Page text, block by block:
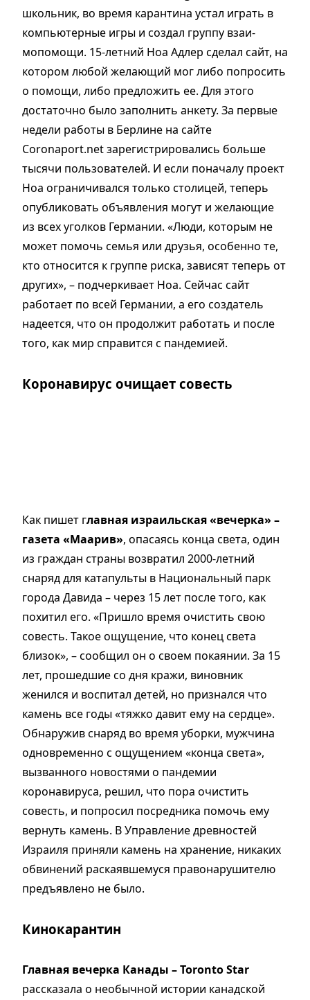
школьник, во время карантина устал играть в
компьютерные игры и создал группу взаи­
мопомощи. 15-летний Ноа Адлер сделал сайт, на
котором любой желающий мог либо попросить
о помощи, либо предложить ее. Для этого
достаточно было заполнить анкету. За первые
недели работы в Берлине на сайте
Coronaport.net зарегистрировались больше
тысячи пользователей. И если поначалу проект
Ноа ограничивался только столицей, теперь
опубликовать объявления могут и желающие
из всех уголков Германии. «Люди, которым не
может помочь семья или друзья, особенно те,
кто относится к группе риска, зависят теперь от
других», – подчеркивает Ноа. Сейчас сайт
работает по всей Германии, а его создатель
надеется, что он продолжит работать и после
того, как мир справится с пандемией.
Коронавирус очищает совесть
Как пишет главная израильская «вечерка» –
газета «Маарив», опасаясь конца света, один
из граждан страны возвратил 2000-летний
снаряд для катапульты в Национальный парк
города Давида – через 15 лет после того, как
похитил его. «Пришло время очистить свою
совесть. Такое ощущение, что конец света
близок», – сообщил он о своем покаянии. За 15
лет, прошедшие со дня кражи, виновник
женился и воспитал детей, но признался что
камень все годы «тяжко давит ему на сердце».
Обнаружив снаряд во время уборки, мужчина
одновременно с ощущением «конца света»,
вызванного новостями о пандемии
коронавируса, решил, что пора очистить
совесть, и попросил посредника помочь ему
вернуть камень. В Управление древностей
Израиля приняли камень на хранение, никаких
обвинений раскаявшемуся правонарушителю
предъявлено не было.
Кинокарантин
Главная вечерка Канады – Toronto Star
рассказала о необычной истории канадской